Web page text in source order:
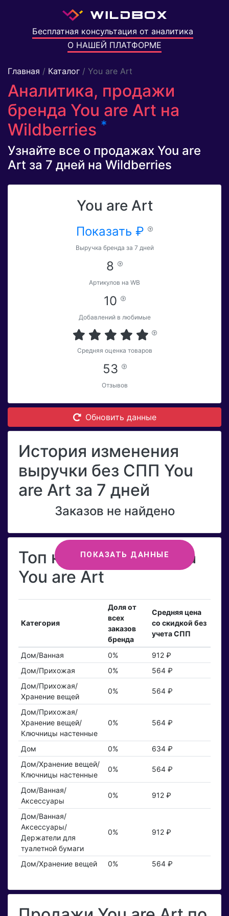
Бесплатная консультация от аналитика
О НАШЕЙ ПЛАТФОРМЕ
Главная / Каталог / You are Art
Аналитика, продажи
бренда You are Art на
Wildberries *
Узнайте все о продажах You are
Art за 7 дней на Wildberries
You are Art
Показать ₽
Выручка бренда за 7 дней
8
Артикулов на WB
10
Добавлений в любимые
Средняя оценка товаров
53
Отзывов
Обновить данные
История изменения
выручки без СПП You
are Art за 7 дней
ПОКАЗАТЬ ДАННЫЕ
Заказов не найдено
Топ категорий бренда
You are Art
Категория
Доля от
всех
заказов
бренда
Средняя цена
со скидкой без
учета СПП
Дом/Ванная 0%
912 ₽
Дом/Прихожая
0%
564 ₽
Дом/Прихожая/
Хранение вещей
0% 564 ₽
Дом/Прихожая/
Хранение вещей/
Ключницы настенные
0% 564 ₽
Дом 0%
634 ₽
Дом/Хранение вещей/
Ключницы настенные
0% 564 ₽
Дом/Ванная/
Аксессуары
0% 912 ₽
Дом/Ванная/
Аксессуары/
Держатели для
туалетной бумаги
0% 912 ₽
Дом/Хранение вещей 0% 564 ₽